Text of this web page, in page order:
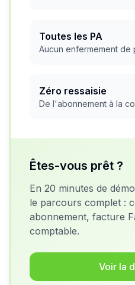
Toutes les PA
Aucun enfermement de
Zéro ressaisie
De l'abonnement à la
Êtes-vous prêt ?
En 20 minutes de
le parcours complet :
abonnement, facture
comptable.
Voir la